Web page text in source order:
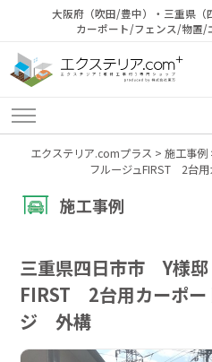
大阪府（吹田/豊中）・三重県
カーポート/フェンス/物置/
エクステリア.comプラス > 施工事例
フルージュFIRST 2台
施工事例
三重県四日市市 Y様邸
FIRST 2台用カーポ
ジ 外構